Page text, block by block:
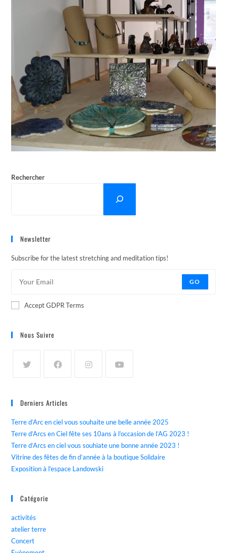
Rechercher
Newsletter
Subscribe for the latest stretching and meditation tips!
GO
Accept GDPR Terms
Nous Suivre
Derniers Articles
Terre d’Arc en ciel vous souhaite une belle année 2025
Terre d’Arcs en Ciel fête ses 10ans à l’occasion de l’AG 2023 !
Terre d’Arcs en ciel vous souhiate une bonne année 2023 !
Vitrine des fêtes de fin d’année à la boutique Solidaire
Exposition à l’espace Landowski
Catégorie
activités
atelier terre
Concert